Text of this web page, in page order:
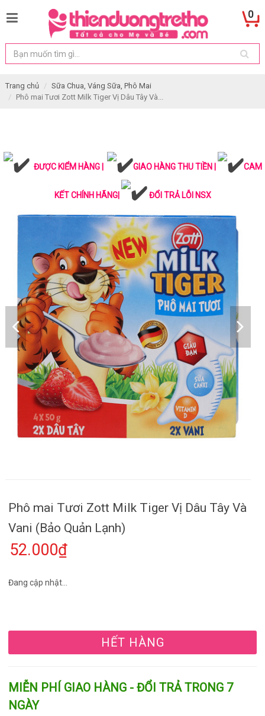
0
Trang chủ
Sữa Chua, Váng Sữa, Phô Mai
Phô mai Tươi Zott Milk Tiger Vị Dâu Tây Và...
ĐƯỢC KIỂM HÀNG | GIAO HÀNG THU TIỀN | CAM
KẾT CHÍNH HÃNG| ĐỔI TRẢ LỖI NSX
Phô mai Tươi Zott Milk Tiger Vị Dâu Tây Và
Vani (Bảo Quản Lạnh)
52.000₫
Đang cập nhật...
HẾT HÀNG
MIỄN PHÍ GIAO HÀNG - ĐỔI TRẢ TRONG 7
NGÀY